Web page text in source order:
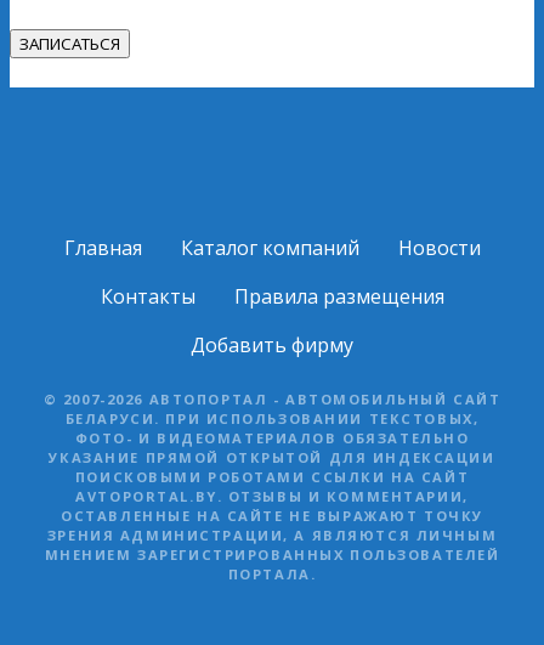
Главная Каталог компаний
Новости
Контакты
Правила размещения
Добавить фирму
© 2007-2026 АВТОПОРТАЛ - АВТОМОБИЛЬНЫЙ САЙТ
БЕЛАРУСИ. ПРИ ИСПОЛЬЗОВАНИИ ТЕКСТОВЫХ,
ФОТО- И ВИДЕОМАТЕРИАЛОВ ОБЯЗАТЕЛЬНО
УКАЗАНИЕ ПРЯМОЙ ОТКРЫТОЙ ДЛЯ ИНДЕКСАЦИИ
ПОИСКОВЫМИ РОБОТАМИ ССЫЛКИ НА САЙТ
AVTOPORTAL.BY. ОТЗЫВЫ И КОММЕНТАРИИ,
ОСТАВЛЕННЫЕ НА САЙТЕ НЕ ВЫРАЖАЮТ ТОЧКУ
ЗРЕНИЯ АДМИНИСТРАЦИИ, А ЯВЛЯЮТСЯ ЛИЧНЫМ
МНЕНИЕМ ЗАРЕГИСТРИРОВАННЫХ ПОЛЬЗОВАТЕЛЕЙ
ПОРТАЛА.